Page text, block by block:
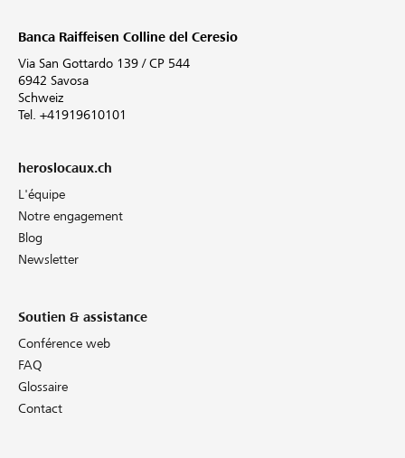
Banca Raiffeisen Colline del Ceresio
Via San Gottardo 139 / CP 544
6942 Savosa
Schweiz
Tel. +41919610101
heroslocaux.ch
L'équipe
Notre engagement
Blog
Newsletter
Soutien & assistance
Conférence web
FAQ
Glossaire
Contact